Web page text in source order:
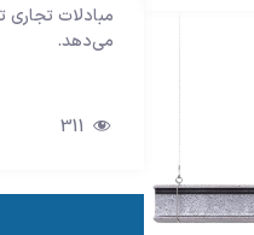
می‌دهد.
311